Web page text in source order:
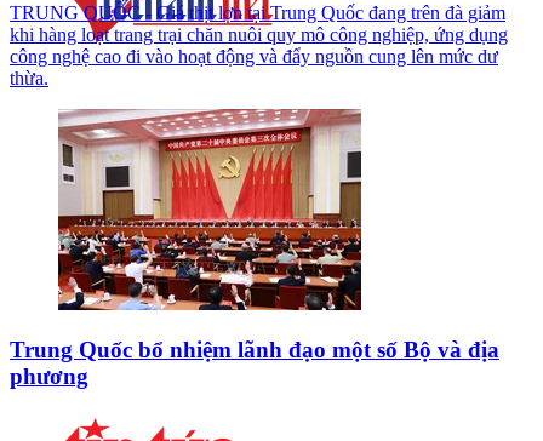
TRUNG QUỐC - Giá thịt lợn tại Trung Quốc đang trên đà giảm
khi hàng loạt trang trại chăn nuôi quy mô công nghiệp, ứng dụng
công nghệ cao đi vào hoạt động và đẩy nguồn cung lên mức dư
thừa.
Trung Quốc bổ nhiệm lãnh đạo một số Bộ và địa
phương